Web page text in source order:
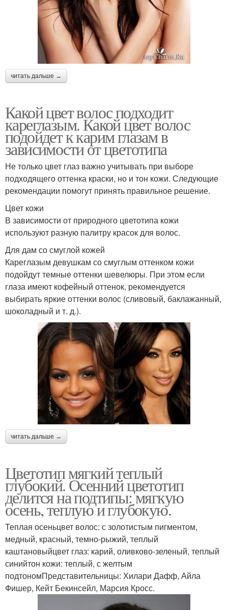
читать дальше →
Какой цвет волос подходит
кареглазым. Какой цвет волос
подойдет к карим глазам в
зависимости от цветотипа
Не только цвет глаз важно учитывать при выборе
подходящего оттенка краски, но и тон кожи. Следующие
рекомендации помогут принять правильное решение.
Цвет кожи
В зависимости от природного цветотипа кожи
используют разную палитру красок для волос.
Для дам со смуглой кожей
Кареглазым девушкам со смуглым оттенком кожи
подойдут темные оттенки шевелюры. При этом если
глаза имеют кофейный оттенок, рекомендуется
выбирать яркие оттенки волос (сливовый, баклажанный,
шоколадный и т. д.).
читать дальше →
Цветотип мягкий теплый
глубокий. Осенний цветотип
делится на подтипы: мягкую
осень, теплую и глубокую.
Теплая осеньцвет волос: с золотистым пигментом,
медный, красный, темно-рыжий, теплый
каштановыйцвет глаз: карий, оливково-зеленый, теплый
синийтон кожи: теплый, с желтым
подтономПредставительницы: Хилари Дафф, Айла
Фишер, Кейт Бекинсейл, Марсия Кросс.